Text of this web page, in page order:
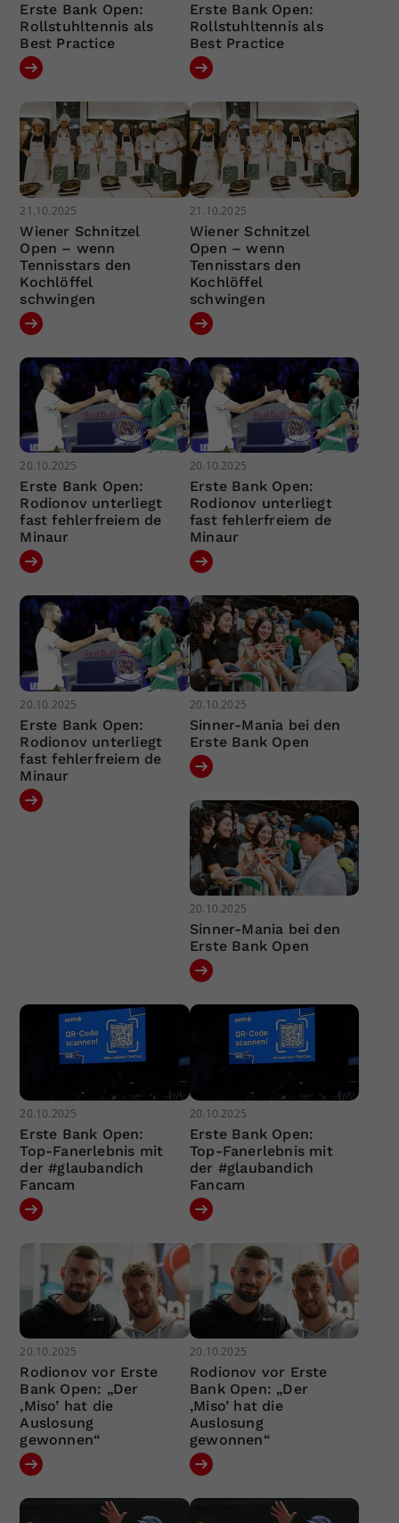
Erste Bank Open:
Rollstuhltennis als
Best Practice
Erste Bank Open:
Rollstuhltennis als
Best Practice
21.10.2025
Wiener Schnitzel
Open – wenn
Tennisstars den
Kochlöffel
schwingen
21.10.2025
Wiener Schnitzel
Open – wenn
Tennisstars den
Kochlöffel
schwingen
20.10.2025
Erste Bank Open:
Rodionov unterliegt
fast fehlerfreiem de
Minaur
20.10.2025
Erste Bank Open:
Rodionov unterliegt
fast fehlerfreiem de
Minaur
20.10.2025
Erste Bank Open:
Rodionov unterliegt
fast fehlerfreiem de
Minaur
20.10.2025
Sinner-Mania bei den
Erste Bank Open
20.10.2025
Sinner-Mania bei den
Erste Bank Open
20.10.2025
Erste Bank Open:
Top-Fanerlebnis mit
der #glaubandich
Fancam
20.10.2025
Erste Bank Open:
Top-Fanerlebnis mit
der #glaubandich
Fancam
20.10.2025
Rodionov vor Erste
Bank Open: „Der
‚Miso’ hat die
Auslosung
gewonnen“
20.10.2025
Rodionov vor Erste
Bank Open: „Der
‚Miso’ hat die
Auslosung
gewonnen“